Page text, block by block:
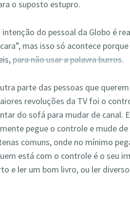
o suposto estupro.
intenção do pessoal da Globo é
mas isso só acontece
para não usar a palavra burros.
parte das pessoas que
revoluções da TV foi o
do sofá para mudar de canal.
pegue o controle e mude
comuns, onde no mínimo
está com o controle é o seu
e ler um bom livro, ou ler